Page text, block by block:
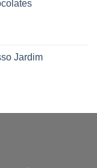
Jardim